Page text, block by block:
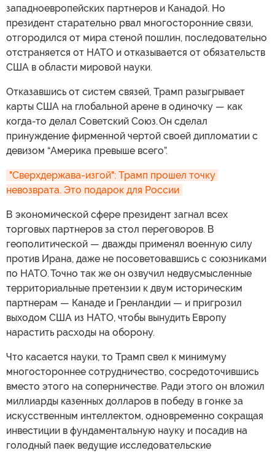
западноевропейских партнеров и Канадой. Но
президент старательно рвал многосторонние связи,
отгородился от мира стеной пошлин, последовательно
отстраняется от НАТО и отказывается от обязательств
США в области мировой науки.
Отказавшись от систем связей, Трамп разыгрывает
карты США на глобальной арене в одиночку — как
когда-то делал Советский Союз. Он сделал
принуждение фирменной чертой своей дипломатии с
девизом “Америка превыше всего”.
"Сверхдержава-изгой": Трамп прошел точку
невозврата. Это подарок для России
В экономической сфере президент загнал всех
торговых партнеров за стол переговоров. В
геополитической — дважды применял военную силу
против Ирана, даже не посоветовавшись с союзниками
по НАТО. Точно так же он озвучил недвусмысленные
территориальные претензии к двум историческим
партнерам — Канаде и Гренландии — и пригрозил
выходом США из НАТО, чтобы вынудить Европу
нарастить расходы на оборону.
Что касается науки, то Трамп свел к минимуму
многостороннее сотрудничество, сосредоточившись
вместо этого на соперничестве. Ради этого он вложил
миллиарды казенных долларов в победу в гонке за
искусственным интеллектом, одновременно сокращая
инвестиции в фундаментальную науку и посадив на
голодный паек ведущие исследовательские